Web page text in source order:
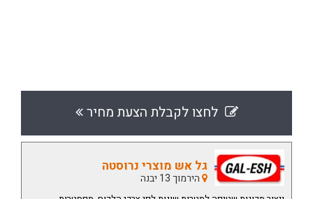
לחצו לקבלת הצעת מחיר
גל אש מוצרי נרוסטה
הירמוך 13 יבנה